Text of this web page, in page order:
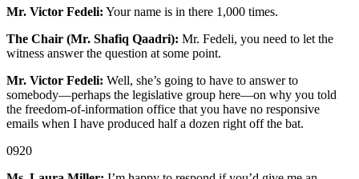
Mr. Victor Fedeli: Your name is in there 1,000 times.
The Chair (Mr. Shafiq Qaadri): Mr. Fedeli, you need to let the
witness answer the question at some point.
Mr. Victor Fedeli: Well, she’s going to have to answer to
somebody—perhaps the legislative group here—on why you told
the freedom-of-information office that you have no responsive
emails when I have produced half a dozen right off the bat.
0920